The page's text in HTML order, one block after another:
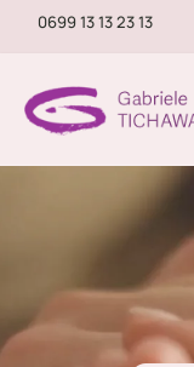
0699 13 13 23 13